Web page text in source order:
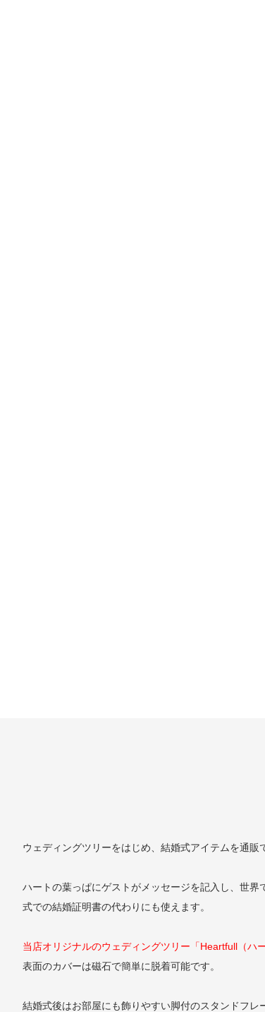
ウェディングツリーをはじめ、 結婚式アイテムを通販
ハートの葉っぱにゲストがメッセージを記入し、世界
式での結婚証明書の代わりにも使えます。
当店オリジナルのウェディングツリー 「Heartfull（ハ
表面のカバーは磁石で簡単に脱着可能です。
結婚式後はお部屋にも飾りやすい脚付のスタンドフレ